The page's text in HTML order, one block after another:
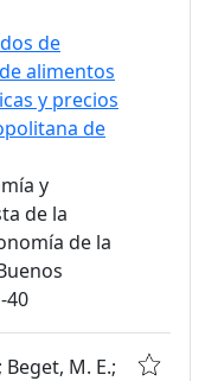
de
alimentos
y precios
de
y
de la
de la
40
M. E.;